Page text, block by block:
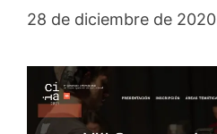
28 de diciembre de 2020